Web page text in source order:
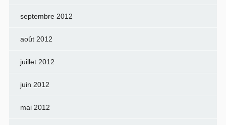
septembre 2012
août 2012
juillet 2012
juin 2012
mai 2012